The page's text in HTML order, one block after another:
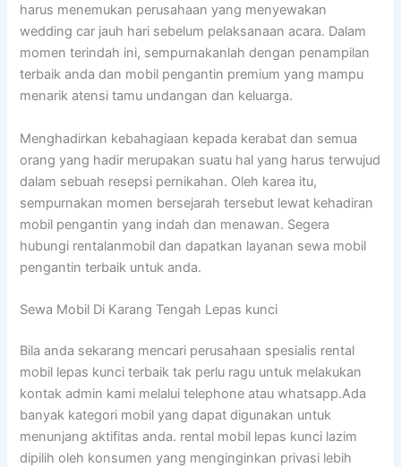
harus menemukan perusahaan yang menyewakan
wedding car jauh hari sebelum pelaksanaan acara. Dalam
momen terindah ini, sempurnakanlah dengan penampilan
terbaik anda dan mobil pengantin premium yang mampu
menarik atensi tamu undangan dan keluarga.
Menghadirkan kebahagiaan kepada kerabat dan semua
orang yang hadir merupakan suatu hal yang harus terwujud
dalam sebuah resepsi pernikahan. Oleh karea itu,
sempurnakan momen bersejarah tersebut lewat kehadiran
mobil pengantin yang indah dan menawan. Segera
hubungi rentalanmobil dan dapatkan layanan sewa mobil
pengantin terbaik untuk anda.
Sewa Mobil Di Karang Tengah Lepas kunci
Bila anda sekarang mencari perusahaan spesialis rental
mobil lepas kunci terbaik tak perlu ragu untuk melakukan
kontak admin kami melalui telephone atau whatsapp.Ada
banyak kategori mobil yang dapat digunakan untuk
menunjang aktifitas anda. rental mobil lepas kunci lazim
dipilih oleh konsumen yang menginginkan privasi lebih